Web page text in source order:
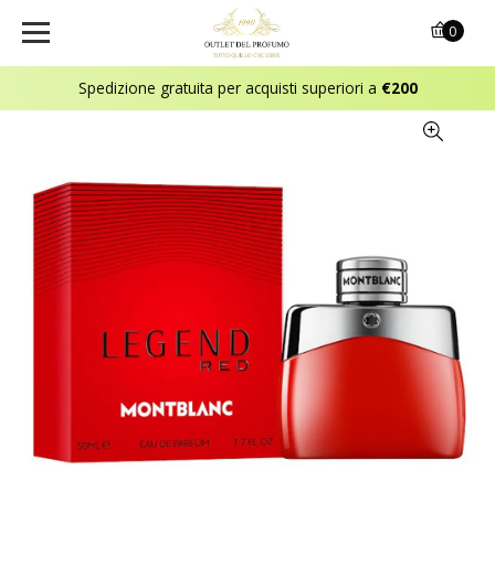
Spedizione gratuita per acquisti superiori a €200
0